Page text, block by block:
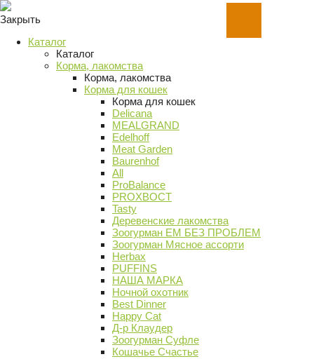
Закрыть
Каталог
Каталог
Корма, лакомства
Корма, лакомства
Корма для кошек
Корма для кошек
Delicana
MEALGRAND
Edelhoff
Meat Garden
Baurenhof
All
ProBalance
PROХВОСТ
Tasty
Деревенские лакомства
Зоогурман ЕМ БЕЗ ПРОБЛЕМ
Зоогурман Мясное ассорти
Herbax
PUFFINS
НАША МАРКА
Ночной охотник
Best Dinner
Happy Cat
Д-р Клаудер
Зоогурман Суфле
Кошачье Счастье